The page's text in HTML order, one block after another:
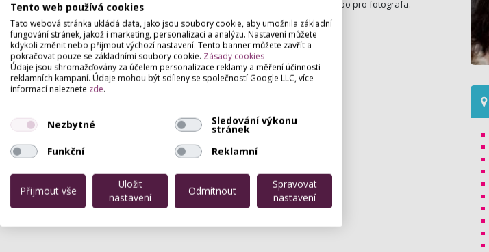
Nalíčíme vás a připravíme na molo, na svatbu nebo pro fotografa.
Tento web používá cookies
Tato webová stránka ukládá data, jako jsou soubory cookie, aby umožnila základní
fungování stránek, jakož i marketing, personalizaci a analýzu. Nastavení můžete
kdykoli změnit nebo přijmout výchozí nastavení. Tento banner můžete zavřít a
pokračovat pouze se základními soubory cookie. Zásady cookies
Údaje jsou shromažďovány za účelem personalizace reklamy a měření účinnosti
reklamních kampaní. Údaje mohou být sdíleny se společností Google LLC, více
informací naleznete zde.
Nezbytné Sledování výkonu
stránek
Funkční
Reklamní
Přijmout vše
Uložit
nastavení
Odmítnout
Spravovat
nastavení